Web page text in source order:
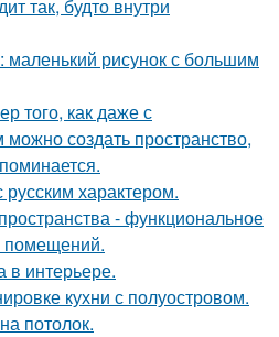
так, будто внутри
маленький рисунок с большим
того, как даже с
создать пространство,
характером.
- функциональное
помещений.
в интерьере.
кухни с полуостровом.
потолок.